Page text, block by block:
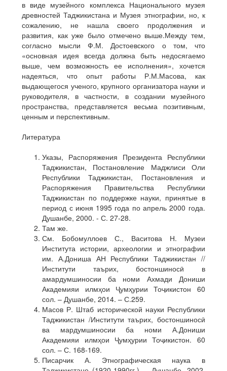
в виде музейного комплекса Национального музея
древностей Таджикистана и Музея этнографии, но, к
сожалению, не нашла своего продолжения и
развития, как уже было отмечено выше.Между тем,
согласно мысли Ф.М. Достоевского о том, что
«основная идея всегда должна быть недосягаемо
выше, чем возможность ее исполнения», хочется
надеяться, что опыт работы Р.М.Масова, как
выдающегося ученого, крупного организатора науки и
руководителя, в частности, в создании музейного
пространства, представляется весьма позитивным,
ценным и перспективным.
Литература
Указы, Распоряжения Президента Республики
Таджикистан, Постановление Маджлиси Оли
Республики Таджикистан, Постановления и
Распоряжения Правительства Республики
Таджикистан по поддержке науки, принятые в
период с июня 1995 года по апрель 2000 года.
Душанбе, 2000. - С. 27-28.
Там же.
См. Бобомуллоев С., Васитова Н. Музеи
Института истории, археологии и этнографии
им. А.Дониша АН Республики Таджикистан //
Институти таърих, бостоншиносӣ в
амардумшиносии ба номи Ахмади Дониши
Академияи илмҳои Ҷумҳурии Тоҷикистон 60
сол. – Душанбе, 2014. – С.259.
Масов Р. Штаб исторической науки Республики
Таджикистан /Институти таърих, бостоншиносӣ
ва мардумшиносии ба номи А.Дониши
Академияи илмҳои Ҷумҳурии Тоҷикистон. 60
сол. – С. 168-169.
Писарчик А. Этнографическая наука в